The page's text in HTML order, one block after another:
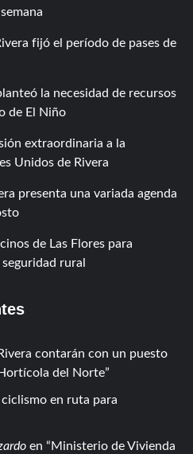
fijó el período de pases de
la necesidad de recursos
de El Niño
extraordinaria a la
Unidos de Rivera
presenta una variada agenda
de Las Flores para
rural
contarán con un puesto
del Norte
en ruta para
en Ministerio de Vivienda